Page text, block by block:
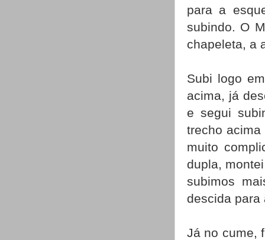
para a
subindo. O
chapeleta, a
Subi logo
acima, já
e segui
trecho
muito
dupla,
subimos
descida para
Já no cume,